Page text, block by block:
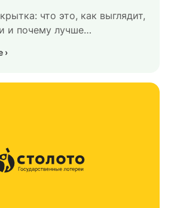
что это, как выглядит,
и почему лучше